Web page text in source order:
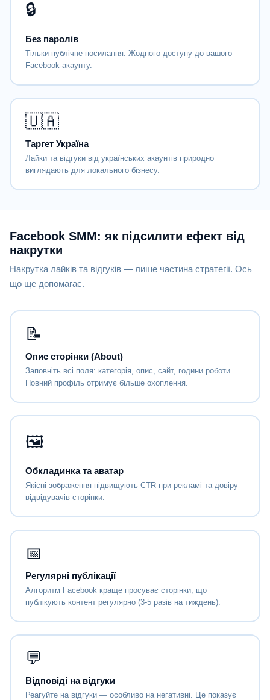
🔒
Без паролів
Тільки публічне посилання. Жодного доступу до вашого
Facebook-акаунту.
🇺🇦
Таргет Україна
Лайки та відгуки від українських акаунтів природно
виглядають для локального бізнесу.
Facebook SMM: як підсилити ефект від
накрутки
Накрутка лайків та відгуків — лише частина стратегії. Ось
що ще допомагає.
📝
Опис сторінки (About)
Заповніть всі поля: категорія, опис, сайт, години роботи.
Повний профіль отримує більше охоплення.
🖼
Обкладинка та аватар
Якісні зображення підвищують CTR при рекламі та довіру
відвідувачів сторінки.
📅
Регулярні публікації
Алгоритм Facebook краще просуває сторінки, що
публікують контент регулярно (3-5 разів на тиждень).
💬
Відповіді на відгуки
Реагуйте на відгуки — особливо на негативні. Це показує